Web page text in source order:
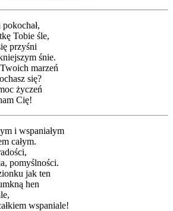
Tobie śle,
przyśni
śnie.
marzeń
się?
życzeń
Cię!
i wspaniałym
całym.
pomyślności.
jak ten
hen
wspaniale!